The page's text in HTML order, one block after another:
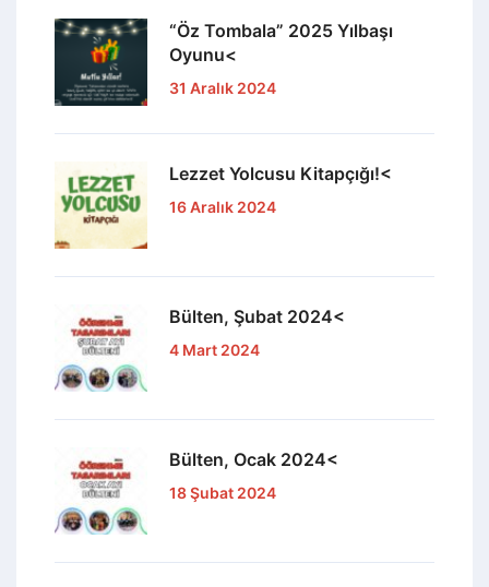
“Öz Tombala” 2025 Yılbaşı
Oyunu<
31 Aralık 2024
Lezzet Yolcusu Kitapçığı!<
16 Aralık 2024
Bülten, Şubat 2024<
4 Mart 2024
Bülten, Ocak 2024<
18 Şubat 2024